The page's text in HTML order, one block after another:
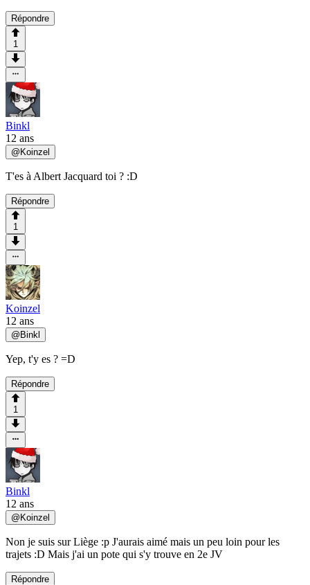
Répondre
1
Binkl
12 ans
@ Koinzel
T'es à Albert Jacquard toi ? :D
Répondre
1
Koinzel
12 ans
@ Binkl
Yep, t'y es ? =D
Répondre
1
Binkl
12 ans
@ Koinzel
Non je suis sur Liège :p J'aurais aimé mais un peu loin pour les
trajets :D Mais j'ai un pote qui s'y trouve en 2e JV
Répondre